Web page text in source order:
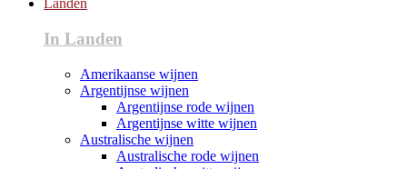
Landen
In Landen
Amerikaanse wijnen
Argentijnse wijnen
Argentijnse rode wijnen
Argentijnse witte wijnen
Australische wijnen
Australische rode wijnen